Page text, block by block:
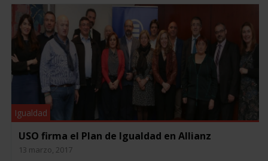
Igualdad
USO firma el Plan de Igualdad en Allianz
13 marzo, 2017